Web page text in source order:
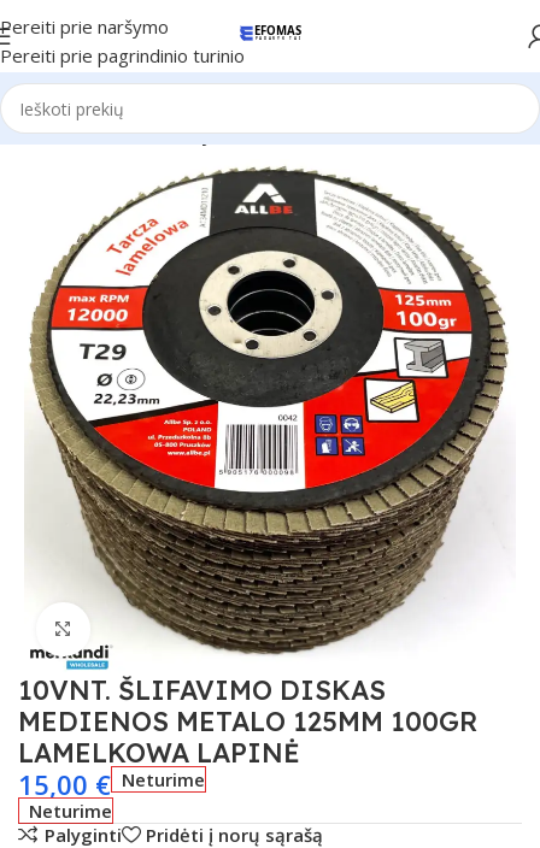
Pereiti prie naršymo
Pereiti prie pagrindinio turinio
Pradžia Irankiai Abrazyviniai diskai
Spustelėkite, kad padidintumėte
10VNT. ŠLIFAVIMO DISKAS
MEDIENOS METALO 125MM 100GR
LAMELKOWA LAPINĖ
15,00 € Neturime
Neturime
Palyginti
Pridėti į norų sąrašą